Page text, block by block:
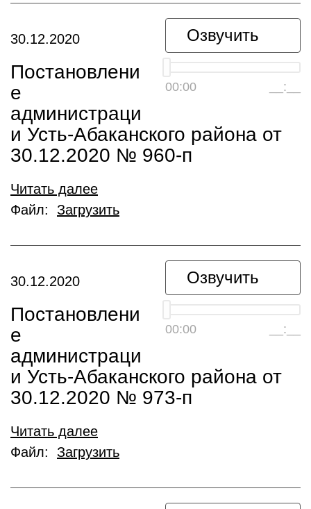
Озвучить
00:00 __:__
30.12.2020
Постановлени
е
администраци
и Усть-Абаканского района от
30.12.2020 № 960-п
Читать далее
Файл: Загрузить
Озвучить
00:00 __:__
30.12.2020
Постановлени
е
администраци
и Усть-Абаканского района от
30.12.2020 № 973-п
Читать далее
Файл: Загрузить